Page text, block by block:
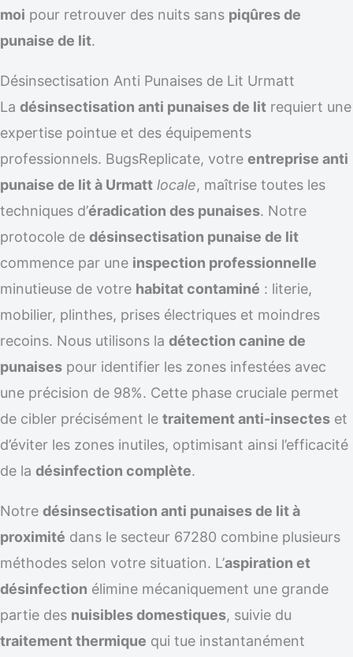
moi pour retrouver des nuits sans piqûres de
punaise de lit.
Désinsectisation Anti Punaises de Lit Urmatt
La désinsectisation anti punaises de lit requiert une
expertise pointue et des équipements
professionnels. BugsReplicate, votre entreprise anti
punaise de lit à Urmatt locale, maîtrise toutes les
techniques d’éradication des punaises. Notre
protocole de désinsectisation punaise de lit
commence par une inspection professionnelle
minutieuse de votre habitat contaminé : literie,
mobilier, plinthes, prises électriques et moindres
recoins. Nous utilisons la détection canine de
punaises pour identifier les zones infestées avec
une précision de 98%. Cette phase cruciale permet
de cibler précisément le traitement anti-insectes et
d’éviter les zones inutiles, optimisant ainsi l’efficacité
de la désinfection complète.
Notre désinsectisation anti punaises de lit à
proximité dans le secteur 67280 combine plusieurs
méthodes selon votre situation. L’aspiration et
désinfection élimine mécaniquement une grande
partie des nuisibles domestiques, suivie du
traitement thermique qui tue instantanément